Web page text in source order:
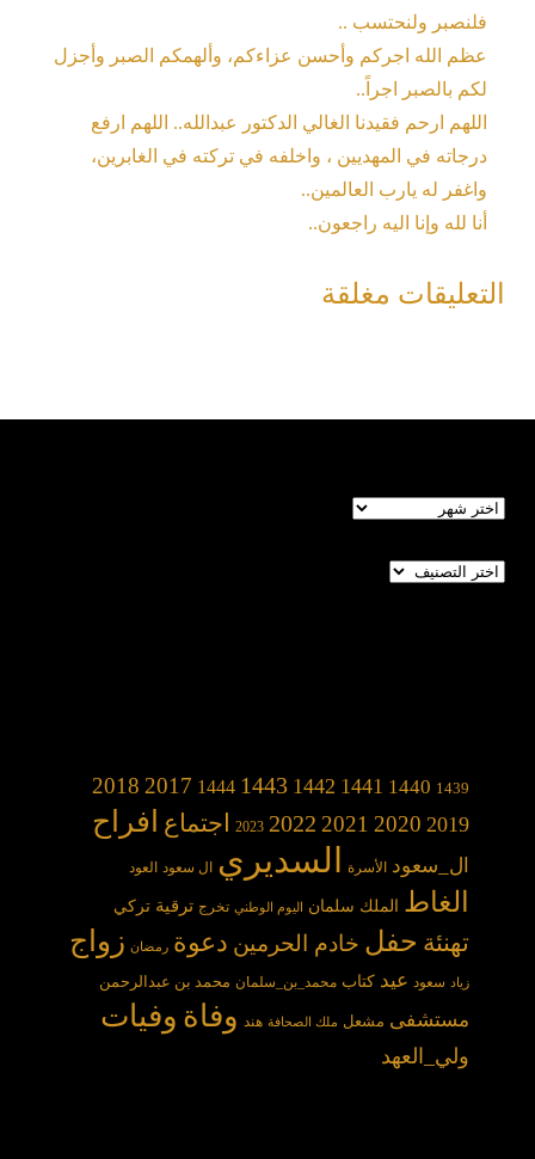
فلنصبر ولنحتسب ..
عظم الله اجركم وأحسن عزاءكم، وألهمكم الصبر وأجزل
لكم بالصبر اجراً..
اللهم ارحم فقيدنا الغالي الدكتور عبدالله.. اللهم ارفع
درجاته في المهديين ، واخلفه في تركته في الغابرين،
واغفر له يارب العالمين..
أنا لله وإنا اليه راجعون..
التعليقات مغلقة
الأرشيف
تصنيفات
1439
1440
1441
1442
1443
1444
2017
2018
2019
2020
2021
2022
2023 اجتماع افراح
ال_سعود الأسرة السديري ال سعود العود
الغاط الملك سلمان اليوم الوطني تخرج ترقية تركي
تهنئة حفل خادم الحرمين دعوة رمضان زواج
زياد سعود عيد كتاب محمد_بن_سلمان محمد بن عبدالرحمن
مستشفى مشعل ملك الصحافة هند وفاة وفيات
ولي_العهد